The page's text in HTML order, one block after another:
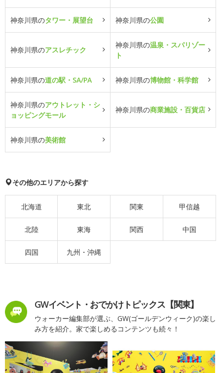
神奈川県のタワー・展望台 神奈川県の公園
神奈川県のアスレチック
神奈川県の温泉・スパリゾー
ト
神奈川県の道の駅・SA/PA 神奈川県の博物館・科学館
神奈川県のアウトレット・シ
ョッピングモール
神奈川県の商業施設・百貨店
神奈川県の美術館
その他のエリアから探す
北海道 東北 関東 甲信越
北陸 東海 関西 中国
四国 九州・沖縄
GWイベント・おでかけトピックス【関東】
ウォーカー編集部が選ぶ、GW(ゴールデンウィーク)の楽し
み方を紹介。家で楽しめるコンテンツも続々！